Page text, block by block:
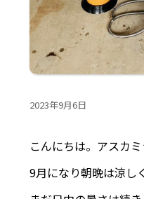
2023年9月6日
こんにちは。アスカミ
9月になり朝晩は涼し